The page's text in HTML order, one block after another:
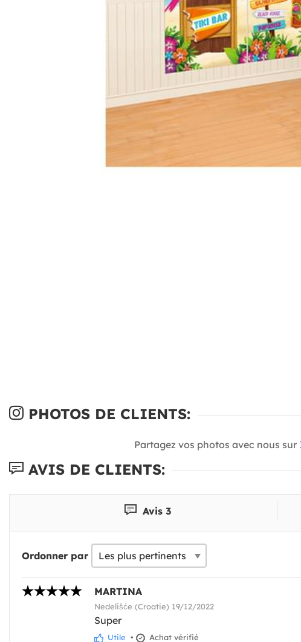
PHOTOS DE CLIENTS:
Partagez vos photos avec nous sur
AVIS DE CLIENTS:
Avis 3
Ordonner par
MARTINA
Nedelišće (Croatie) 19/12/2022
Super
Utile • Achat vérifié